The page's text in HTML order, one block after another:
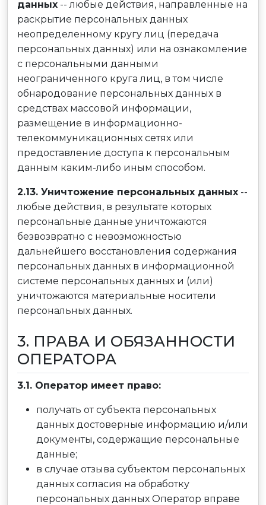
данных -- любые действия, направленные на
раскрытие персональных данных
неопределенному кругу лиц (передача
персональных данных) или на ознакомление
с персональными данными
неограниченного круга лиц, в том числе
обнародование персональных данных в
средствах массовой информации,
размещение в информационно-
телекоммуникационных сетях или
предоставление доступа к персональным
данным каким-либо иным способом.
2.13. Уничтожение персональных данных --
любые действия, в результате которых
персональные данные уничтожаются
безвозвратно с невозможностью
дальнейшего восстановления содержания
персональных данных в информационной
системе персональных данных и (или)
уничтожаются материальные носители
персональных данных.
3. ПРАВА И ОБЯЗАННОСТИ
ОПЕРАТОРА
3.1. Оператор имеет право:
получать от субъекта персональных
данных достоверные информацию и/или
документы, содержащие персональные
данные;
в случае отзыва субъектом персональных
данных согласия на обработку
персональных данных Оператор вправе